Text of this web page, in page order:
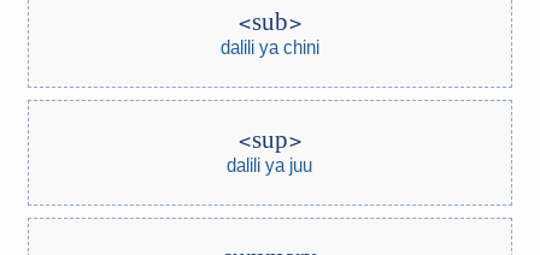
sub
dalili ya chini
sup
dalili ya juu